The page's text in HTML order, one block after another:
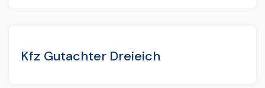
Kfz Gutachter Dreieich